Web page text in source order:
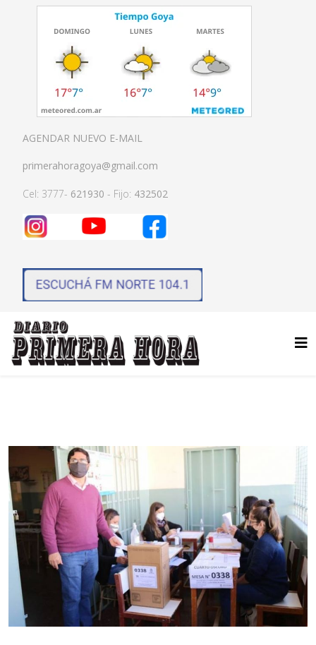
AGENDAR NUEVO E-MAIL
primerahoragoya@gmail.com
Cel: 3777- 621930 - Fijo: 432502